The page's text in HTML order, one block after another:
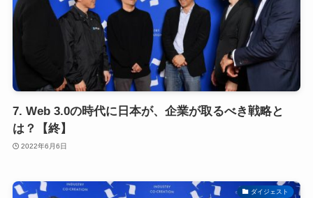
7. Web 3.0の時代に日本が、企業が取るべき戦略と
は？【終】
2022年6月6日
ダイジェスト